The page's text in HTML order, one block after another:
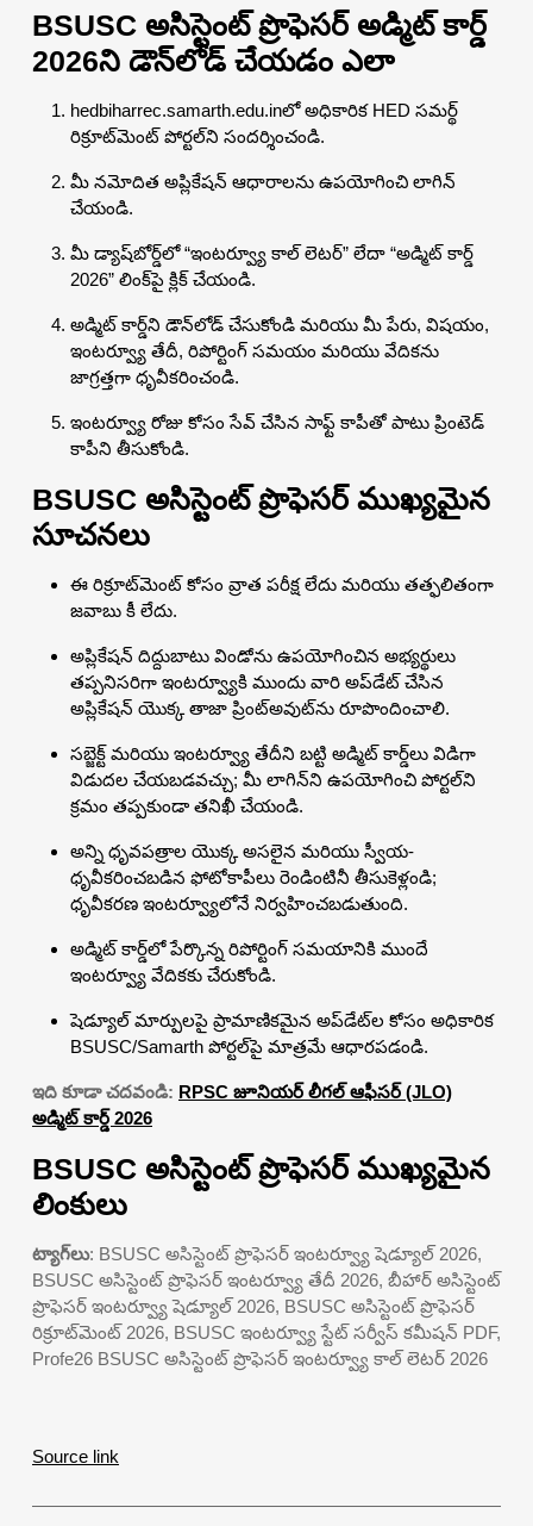
BSUSC అసిస్టెంట్ ప్రొఫెసర్ అడ్మిట్ కార్డ్
2026ని డౌన్‌లోడ్ చేయడం ఎలా
hedbiharrec.samarth.edu.inలో అధికారిక HED సమర్థ్
రిక్రూట్‌మెంట్ పోర్టల్‌ని సందర్శించండి.
మీ నమోదిత అప్లికేషన్ ఆధారాలను ఉపయోగించి లాగిన్
చేయండి.
మీ డ్యాష్‌బోర్డ్‌లో “ఇంటర్వ్యూ కాల్ లెటర్” లేదా “అడ్మిట్ కార్డ్
2026” లింక్‌పై క్లిక్ చేయండి.
అడ్మిట్ కార్డ్‌ని డౌన్‌లోడ్ చేసుకోండి మరియు మీ పేరు, విషయం,
ఇంటర్వ్యూ తేదీ, రిపోర్టింగ్ సమయం మరియు వేదికను
జాగ్రత్తగా ధృవీకరించండి.
ఇంటర్వ్యూ రోజు కోసం సేవ్ చేసిన సాఫ్ట్ కాపీతో పాటు ప్రింటెడ్
కాపీని తీసుకోండి.
BSUSC అసిస్టెంట్ ప్రొఫెసర్ ముఖ్యమైన
సూచనలు
ఈ రిక్రూట్‌మెంట్ కోసం వ్రాత పరీక్ష లేదు మరియు తత్ఫలితంగా
జవాబు కీ లేదు.
అప్లికేషన్ దిద్దుబాటు విండోను ఉపయోగించిన అభ్యర్థులు
తప్పనిసరిగా ఇంటర్వ్యూకి ముందు వారి అప్‌డేట్ చేసిన
అప్లికేషన్ యొక్క తాజా ప్రింట్‌అవుట్‌ను రూపొందించాలి.
సబ్జెక్ట్ మరియు ఇంటర్వ్యూ తేదీని బట్టి అడ్మిట్ కార్డ్‌లు విడిగా
విడుదల చేయబడవచ్చు; మీ లాగిన్‌ని ఉపయోగించి పోర్టల్‌ని
క్రమం తప్పకుండా తనిఖీ చేయండి.
అన్ని ధృవపత్రాల యొక్క అసలైన మరియు స్వీయ-
ధృవీకరించబడిన ఫోటోకాపీలు రెండింటినీ తీసుకెళ్లండి;
ధృవీకరణ ఇంటర్వ్యూలోనే నిర్వహించబడుతుంది.
అడ్మిట్ కార్డ్‌లో పేర్కొన్న రిపోర్టింగ్ సమయానికి ముందే
ఇంటర్వ్యూ వేదికకు చేరుకోండి.
షెడ్యూల్ మార్పులపై ప్రామాణికమైన అప్‌డేట్‌ల కోసం అధికారిక
BSUSC/Samarth పోర్టల్‌పై మాత్రమే ఆధారపడండి.
ఇది కూడా చదవండి: RPSC జూనియర్ లీగల్ ఆఫీసర్ (JLO)
అడ్మిట్ కార్డ్ 2026
BSUSC అసిస్టెంట్ ప్రొఫెసర్ ముఖ్యమైన
లింకులు
ట్యాగ్‌లు: BSUSC అసిస్టెంట్ ప్రొఫెసర్ ఇంటర్వ్యూ షెడ్యూల్ 2026,
BSUSC అసిస్టెంట్ ప్రొఫెసర్ ఇంటర్వ్యూ తేదీ 2026, బీహార్ అసిస్టెంట్
ప్రొఫెసర్ ఇంటర్వ్యూ షెడ్యూల్ 2026, BSUSC అసిస్టెంట్ ప్రొఫెసర్
రిక్రూట్‌మెంట్ 2026, BSUSC ఇంటర్వ్యూ స్టేట్ సర్వీస్ కమీషన్ PDF,
Profe26 BSUSC అసిస్టెంట్ ప్రొఫెసర్ ఇంటర్వ్యూ కాల్ లెటర్ 2026
Source link